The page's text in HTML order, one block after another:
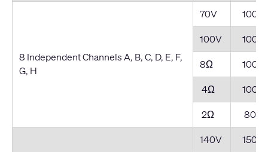
8 Independent Channels A, B, C, D, E, F,
G, H
70V
1000
100V
1000
8Ω
1000
4Ω
1000
2Ω
800
140V
1500